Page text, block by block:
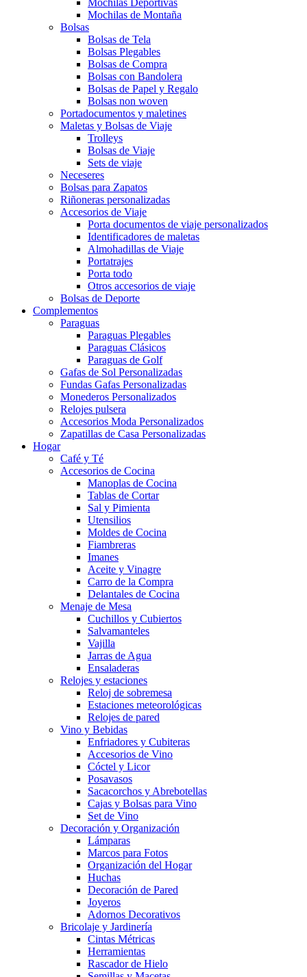
Mochilas de Montaña
Bolsas
Bolsas de Tela
Bolsas Plegables
Bolsas de Compra
Bolsas con Bandolera
Bolsas de Papel y Regalo
Bolsas non woven
Portadocumentos y maletines
Maletas y Bolsas de Viaje
Trolleys
Bolsas de Viaje
Sets de viaje
Neceseres
Bolsas para Zapatos
Riñoneras personalizadas
Accesorios de Viaje
Porta documentos de viaje personalizados
Identificadores de maletas
Almohadillas de Viaje
Portatrajes
Porta todo
Otros accesorios de viaje
Bolsas de Deporte
Complementos
Paraguas
Paraguas Plegables
Paraguas Clásicos
Paraguas de Golf
Gafas de Sol Personalizadas
Fundas Gafas Personalizadas
Monederos Personalizados
Relojes pulsera
Accesorios Moda Personalizados
Zapatillas de Casa Personalizadas
Hogar
Café y Té
Accesorios de Cocina
Manoplas de Cocina
Tablas de Cortar
Sal y Pimienta
Utensilios
Moldes de Cocina
Fiambreras
Imanes
Aceite y Vinagre
Carro de la Compra
Delantales de Cocina
Menaje de Mesa
Cuchillos y Cubiertos
Salvamanteles
Vajilla
Jarras de Agua
Ensaladeras
Relojes y estaciones
Reloj de sobremesa
Estaciones meteorológicas
Relojes de pared
Vino y Bebidas
Enfriadores y Cubiteras
Accesorios de Vino
Cóctel y Licor
Posavasos
Sacacorchos y Abrebotellas
Cajas y Bolsas para Vino
Set de Vino
Decoración y Organización
Lámparas
Marcos para Fotos
Organización del Hogar
Huchas
Decoración de Pared
Joyeros
Adornos Decorativos
Bricolaje y Jardinería
Cintas Métricas
Herramientas
Rascador de Hielo